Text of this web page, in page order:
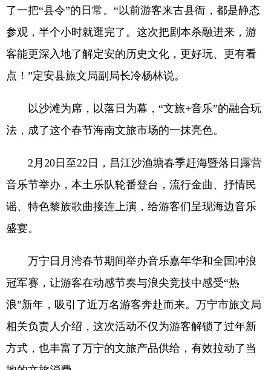
了一把“县令”的日常。“以前游客来古县衙，都是静态
参观，半个小时就逛完了。这次把剧本杀融进来，游
客能更深入地了解定安的历史文化，更好玩、更有看
点！”定安县旅文局副局长冷杨林说。
以沙滩为席，以落日为幕，“文旅+音乐”的融合玩
法，成了这个春节海南文旅市场的一抹亮色。
2月20日至22日，昌江沙渔塘春季赶海暨落日露营
音乐节举办，本土乐队轮番登台，流行金曲、抒情民
谣、特色黎族歌曲接连上演，给游客们呈现海边音乐
盛宴。
万宁日月湾春节期间举办音乐嘉年华和全国冲浪
冠军赛，让游客在动感节奏与浪尖竞技中感受“热
浪”新年，吸引了近万名游客奔赴而来。万宁市旅文局
相关负责人介绍，这次活动不仅为游客解锁了过年新
方式，也丰富了万宁的文旅产品供给，有效拉动了当